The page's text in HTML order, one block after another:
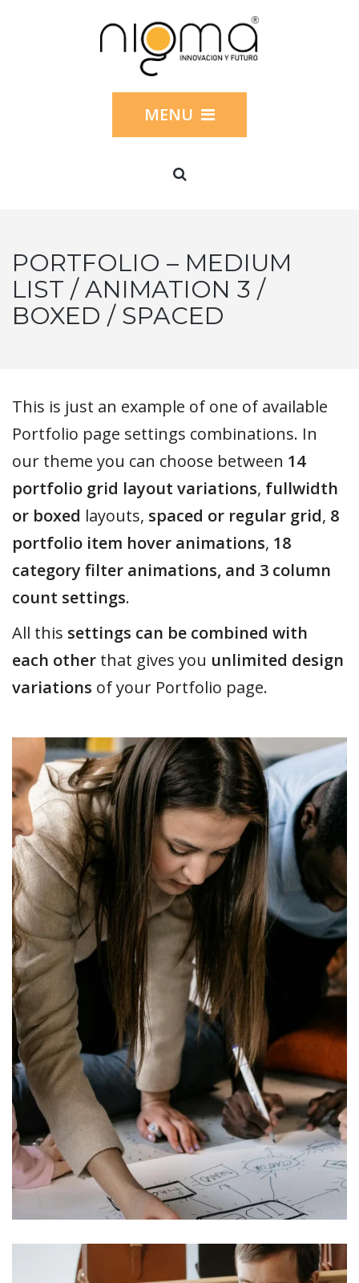
MENU
PORTFOLIO – MEDIUM
LIST / ANIMATION 3 /
BOXED / SPACED
This is just an example of one of available
Portfolio page settings combinations. In
our theme you can choose between 14
portfolio grid layout variations, fullwidth
or boxed layouts, spaced or regular grid, 8
portfolio item hover animations, 18
category filter animations, and 3 column
count settings.
All this settings can be combined with
each other that gives you unlimited design
variations of your Portfolio page.